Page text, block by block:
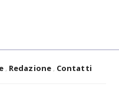
Redazione Contatti